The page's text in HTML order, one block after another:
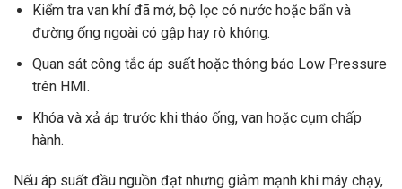
Kiểm tra van khí đã mở, bộ lọc có nước hoặc bẩn và
đường ống ngoài có gập hay rò không.
Quan sát công tắc áp suất hoặc thông báo Low Pressure
trên HMI.
Khóa và xả áp trước khi tháo ống, van hoặc cụm chấp
hành.
Nếu áp suất đầu nguồn đạt nhưng giảm mạnh khi máy chạy,